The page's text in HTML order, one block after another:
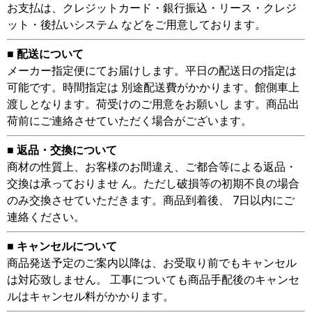
お支払は、クレジットカード・銀行振込・リース・クレジ
ット・後払いシステム などをご用意しております。
■ 配送について
メーカー指定便にてお届けします。平日の配送日の指定は
可能です。時間指定は 別途配送費がかかります。館側車上
渡しとなります。荷受けのご用意をお願いし ます。商品出
荷前にご連絡させていただく場合がございます。
■ 返品・交換について
商材の性質上、お客様のお間違え、ご都合等による返品・
交換は承っておりませ ん。ただし破損等の初期不良の場合
のみ交換させていただきます。商品到着後、 7日以内にご
連絡ください。
■ キャンセルについて
商品発送予定のご案内以降は、お受取り前でもキャンセル
は対応致しません。 工事についても商品手配後のキャンセ
ルはキャンセル料がかかります。